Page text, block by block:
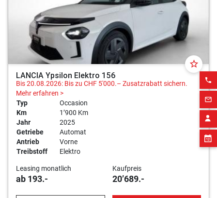
phone
mail_outline
star_border
LANCIA Ypsilon Elektro 156
Bis 20.08.2026: Bis zu CHF 5'000.– Zusatzrabatt sichern.
Mehr erfahren >
Typ
Occasion
Km
1’900 Km
Jahr
2025
Getriebe
Automat
Antrieb
Vorne
Treibstoff
Elektro
Leasing monatlich
ab 193.-
Kaufpreis
20’689.-